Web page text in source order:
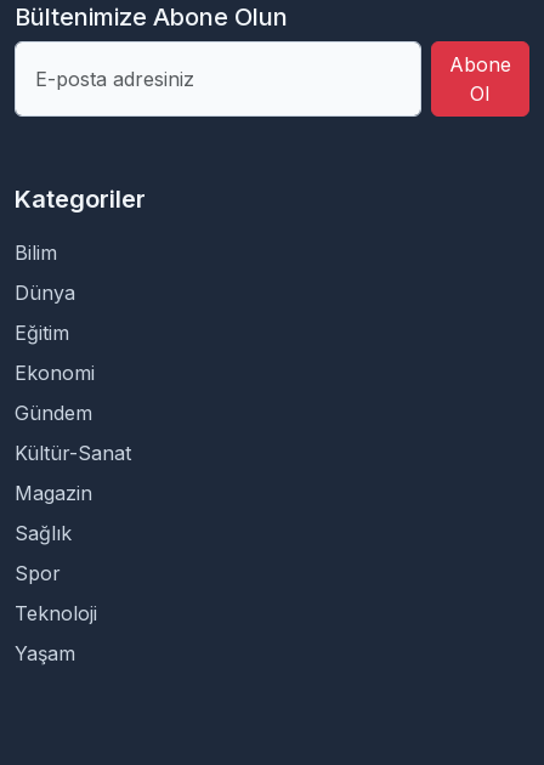
Bültenimize Abone Olun
Abone
Ol
Kategoriler
Bilim
Dünya
Eğitim
Ekonomi
Gündem
Kültür-Sanat
Magazin
Sağlık
Spor
Teknoloji
Yaşam